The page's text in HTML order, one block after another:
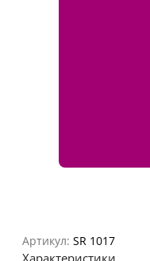
Артикул: SR 1017